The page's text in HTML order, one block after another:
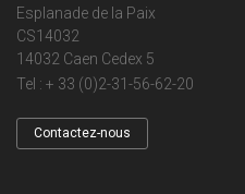
Esplanade de la Paix
CS14032
14032 Caen Cedex 5
Tel : + 33 (0)2-31-56-62-20
Contactez-nous